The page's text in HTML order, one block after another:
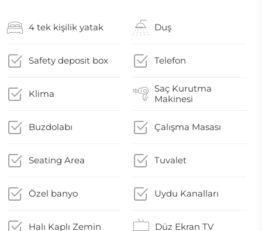
4 tek kişilik yatak Duş
Safety deposit box Telefon
Klima
Saç Kurutma
Makinesi
Buzdolabı Çalışma Masası
Seating Area Tuvalet
Özel banyo Uydu Kanalları
Halı Kaplı Zemin Düz Ekran TV